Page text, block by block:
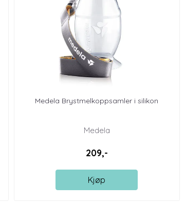
Medela Brystmelkoppsamler i silikon
Medela
209,-
Kjøp